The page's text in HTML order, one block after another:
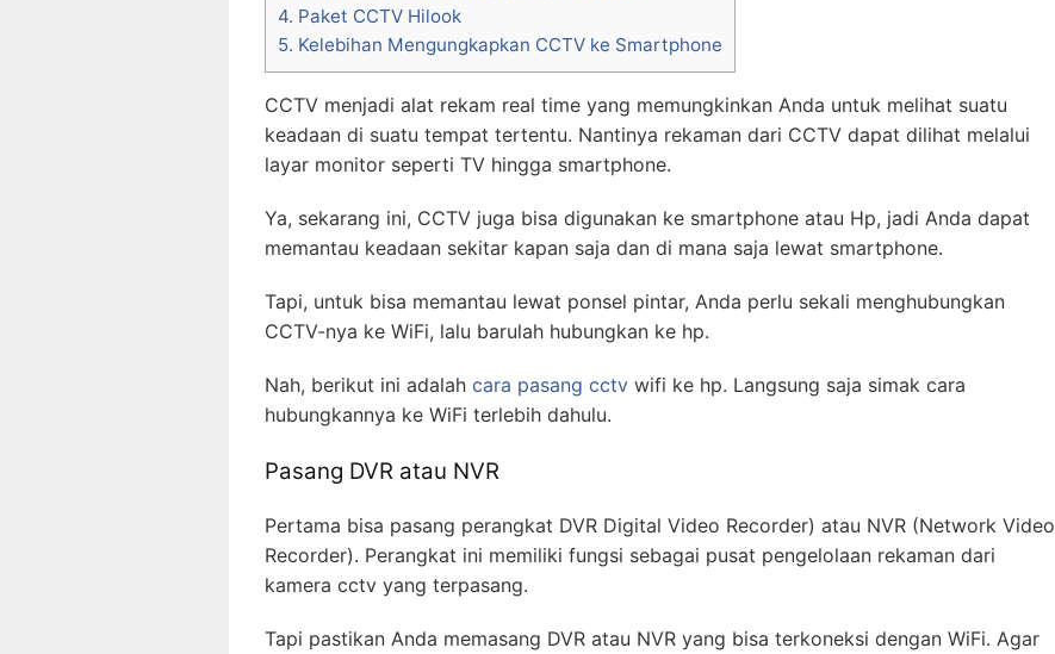
4. Paket CCTV Hilook
5. Kelebihan Mengungkapkan CCTV ke Smartphone
CCTV menjadi alat rekam real time yang memungkinkan Anda untuk melihat suatu
keadaan di suatu tempat tertentu. Nantinya rekaman dari CCTV dapat dilihat melalui
layar monitor seperti TV hingga smartphone.
Ya, sekarang ini, CCTV juga bisa digunakan ke smartphone atau Hp, jadi Anda dapat
memantau keadaan sekitar kapan saja dan di mana saja lewat smartphone.
Tapi, untuk bisa memantau lewat ponsel pintar, Anda perlu sekali menghubungkan
CCTV-nya ke WiFi, lalu barulah hubungkan ke hp.
Nah, berikut ini adalah cara pasang cctv wifi ke hp. Langsung saja simak cara
hubungkannya ke WiFi terlebih dahulu.
Pasang DVR atau NVR
Pertama bisa pasang perangkat DVR Digital Video Recorder) atau NVR (Network Video
Recorder). Perangkat ini memiliki fungsi sebagai pusat pengelolaan rekaman dari
kamera cctv yang terpasang.
Tapi pastikan Anda memasang DVR atau NVR yang bisa terkoneksi dengan WiFi. Agar